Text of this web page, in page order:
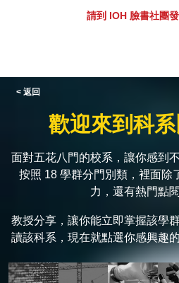
請到 IOH 臉書社團
< 返回
歡迎來到科
面對五花八門的校系，讓你感到
按照 18 學群分門別類，裡面除
力，還有熱門點
教授分享，讓你能立即掌握該學
讀該科系，現在就點選你感興趣